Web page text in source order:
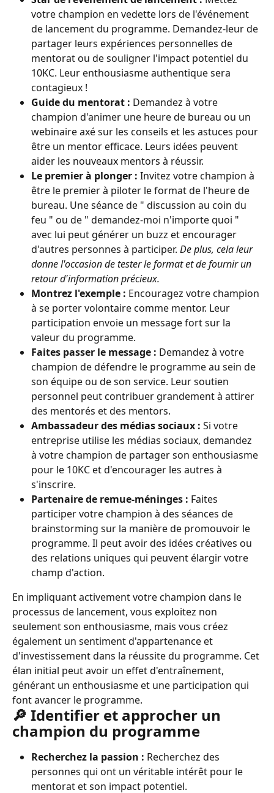
votre champion en vedette lors de l'événement
de lancement du programme. Demandez-leur de
partager leurs expériences personnelles de
mentorat ou de souligner l'impact potentiel du
10KC. Leur enthousiasme authentique sera
contagieux !
Guide du mentorat : Demandez à votre
champion d'animer une heure de bureau ou un
webinaire axé sur les conseils et les astuces pour
être un mentor efficace. Leurs idées peuvent
aider les nouveaux mentors à réussir.
Le premier à plonger : Invitez votre champion à
être le premier à piloter le format de l'heure de
bureau. Une séance de " discussion au coin du
feu " ou de " demandez-moi n'importe quoi "
avec lui peut générer un buzz et encourager
d'autres personnes à participer. De plus, cela leur
donne l'occasion de tester le format et de fournir un
retour d'information précieux.
Montrez l'exemple : Encouragez votre champion
à se porter volontaire comme mentor. Leur
participation envoie un message fort sur la
valeur du programme.
Faites passer le message : Demandez à votre
champion de défendre le programme au sein de
son équipe ou de son service. Leur soutien
personnel peut contribuer grandement à attirer
des mentorés et des mentors.
Ambassadeur des médias sociaux : Si votre
entreprise utilise les médias sociaux, demandez
à votre champion de partager son enthousiasme
pour le 10KC et d'encourager les autres à
s'inscrire.
Partenaire de remue-méninges : Faites
participer votre champion à des séances de
brainstorming sur la manière de promouvoir le
programme. Il peut avoir des idées créatives ou
des relations uniques qui peuvent élargir votre
champ d'action.
En impliquant activement votre champion dans le
processus de lancement, vous exploitez non
seulement son enthousiasme, mais vous créez
également un sentiment d'appartenance et
d'investissement dans la réussite du programme. Cet
élan initial peut avoir un effet d'entraînement,
générant un enthousiasme et une participation qui
font avancer le programme.
🔎 Identifier et approcher un
champion du programme
Recherchez la passion : Recherchez des
personnes qui ont un véritable intérêt pour le
mentorat et son impact potentiel.